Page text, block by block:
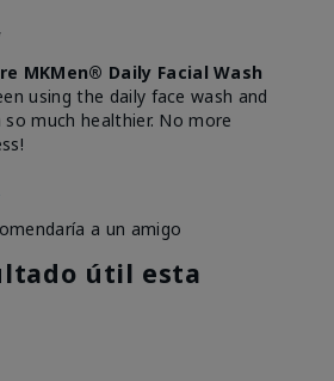
MKMen® Daily Facial Wash
using the daily face wash and
much healthier. No more
a un amigo
útil esta